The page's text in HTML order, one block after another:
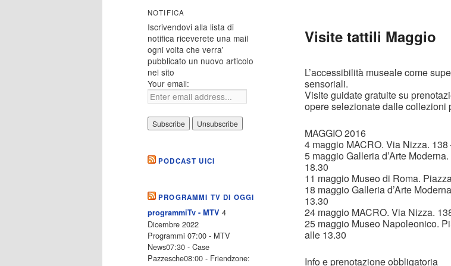
principale
secondario
Visite tattili Maggio
L’accessibilità museale come
sensoriali.
Visite guidate gratuite su
opere selezionate dalle collezioni
MAGGIO 2016
4 maggio MACRO. Via Nizza.
5 maggio Galleria d’Arte
18.30
11 maggio Museo di Roma.
18 maggio Galleria d’Arte
13.30
24 maggio MACRO. Via Nizza.
25 maggio Museo Napoleonico.
alle 13.30
Info e prenotazione obbligatoria
NOTIFICA
Iscrivendovi alla lista di
notifica riceverete una mail
ogni volta che verra'
pubblicato un nuovo articolo
nel sito
Your email:
PODCAST UICI
PROGRAMMI TV DI OGGI
programmiTv - MTV 4
Dicembre 2022
Programmi 07:00 - MTV
News07:30 - Case
Pazzesche08:00 - Friendzone: